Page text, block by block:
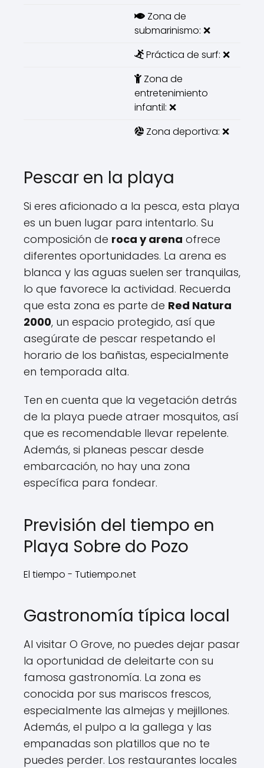
Zona de
submarinismo: ❌
Práctica de surf: ❌
Zona de
entretenimiento
infantil: ❌
Zona deportiva: ❌
Pescar en la playa
Si eres aficionado a la pesca, esta playa
es un buen lugar para intentarlo. Su
composición de roca y arena ofrece
diferentes oportunidades. La arena es
blanca y las aguas suelen ser tranquilas,
lo que favorece la actividad. Recuerda
que esta zona es parte de Red Natura
2000, un espacio protegido, así que
asegúrate de pescar respetando el
horario de los bañistas, especialmente
en temporada alta.
Ten en cuenta que la vegetación detrás
de la playa puede atraer mosquitos, así
que es recomendable llevar repelente.
Además, si planeas pescar desde
embarcación, no hay una zona
específica para fondear.
Previsión del tiempo en
Playa Sobre do Pozo
El tiempo - Tutiempo.net
Gastronomía típica local
Al visitar O Grove, no puedes dejar pasar
la oportunidad de deleitarte con su
famosa gastronomía. La zona es
conocida por sus mariscos frescos,
especialmente las almejas y mejillones.
Además, el pulpo a la gallega y las
empanadas son platillos que no te
puedes perder. Los restaurantes locales